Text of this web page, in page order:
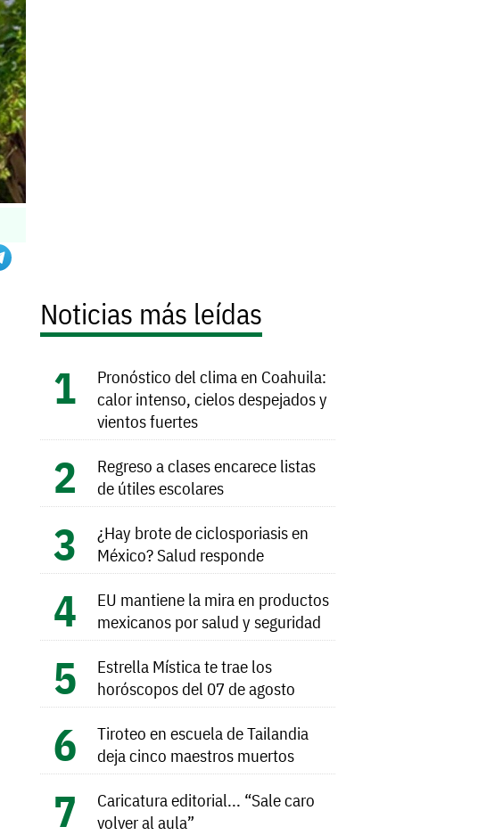
Noticias más leídas
Pronóstico del clima en Coahuila:
calor intenso, cielos despejados y
vientos fuertes
Regreso a clases encarece listas
de útiles escolares
¿Hay brote de ciclosporiasis en
México? Salud responde
EU mantiene la mira en productos
mexicanos por salud y seguridad
Estrella Mística te trae los
horóscopos del 07 de agosto
Tiroteo en escuela de Tailandia
deja cinco maestros muertos
Caricatura editorial... “Sale caro
volver al aula”